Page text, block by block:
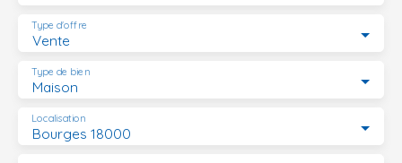
Vente
Type d'offre
Maison
Type de bien
Bourges 18000
Localisation